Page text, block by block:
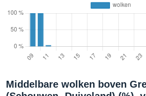
Middelbare wolken boven